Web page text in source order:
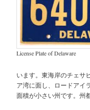
License Plate of Delaware
います。東海岸のチェサ
ア湾に面し、ロードアイ
面積が小さい州です。州